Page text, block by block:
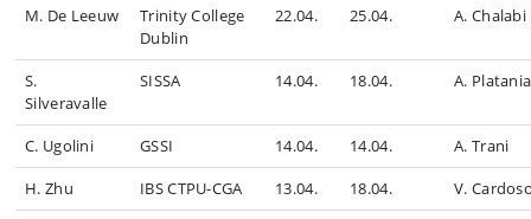
M. De Leeuw
Trinity College
Dublin
22.04. 25.04. A. Chalabi
S.
Silveravalle
SISSA 14.04. 18.04. A. Platania
C. Ugolini GSSI 14.04. 14.04.
A. Trani
H. Zhu
IBS CTPU-CGA 13.04. 18.04.
V.